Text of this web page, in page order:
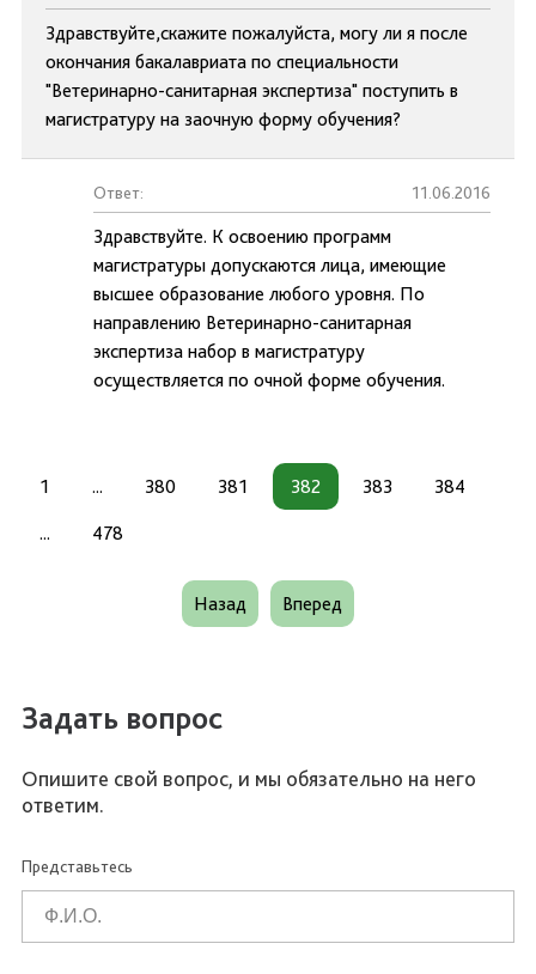
Здравствуйте,скажите пожалуйста, могу ли я после
окончания бакалавриата по специальности
"Ветеринарно-санитарная экспертиза" поступить в
магистратуру на заочную форму обучения?
Ответ: 11.06.2016
Здравствуйте. К освоению программ
магистратуры допускаются лица, имеющие
высшее образование любого уровня. По
направлению Ветеринарно-санитарная
экспертиза набор в магистратуру
осуществляется по очной форме обучения.
1 ... 380 381 382 383 384
... 478
Назад Вперед
Задать вопрос
Опишите свой вопрос, и мы обязательно на него
ответим.
Представьтесь